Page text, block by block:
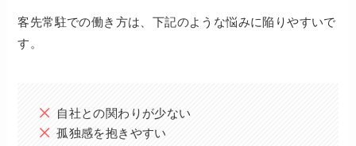
客先常駐での働き方は、下記のような悩みに陥りやすいで
す。
自社との関わりが少ない
孤独感を抱きやすい